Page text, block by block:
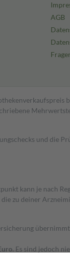
AGB
und die
kann je nach
zu deiner
Es sind jedoch